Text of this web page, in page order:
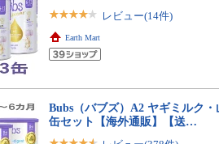
レビュー(14件)
Earth Mart
Bubs（バブズ）A2 ヤギミルク
缶セット【海外通販】【送…